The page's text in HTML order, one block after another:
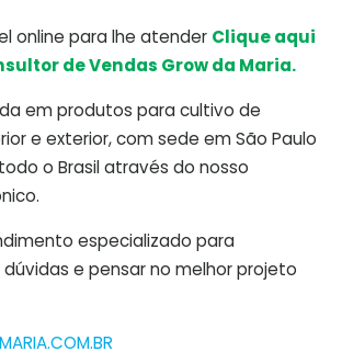
online para lhe atender Clique aqui
de Vendas Grow da Maria.
em produtos para cultivo de
e exterior, com sede em São Paulo
o Brasil através do nosso
especializado para
e pensar no melhor projeto